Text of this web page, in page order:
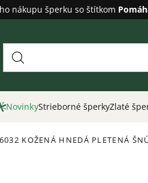
nákupu šperku so štítkom
NovinkyStrieborné šperkyZlaté
6032 KOŽENÁ HNEDÁ PLETENÁ